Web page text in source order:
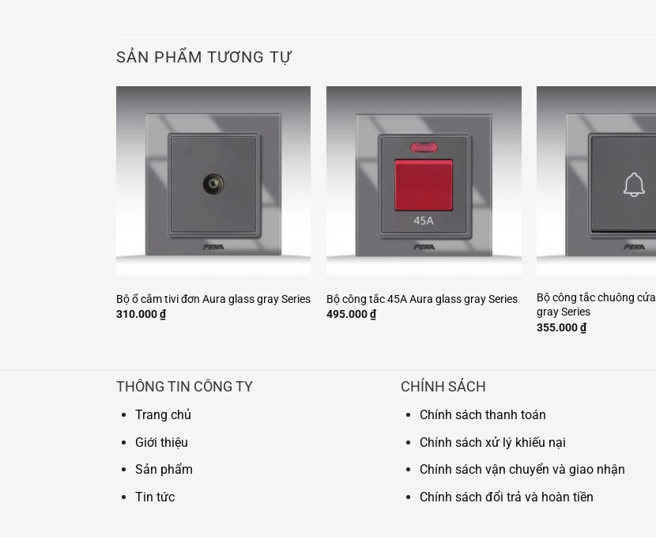
SẢN PHẨM TƯƠNG TỰ
Bộ ổ cắm tivi đơn Aura glass gray Series
310.000₫
Bộ công tắc 45A Aura glass gray Series
495.000₫
Bộ công tắc chuông
gray Series
355.000₫
THÔNG TIN CÔNG TY
Trang chủ
Giới thiệu
Sản phẩm
Tin tức
CHÍNH SÁCH
Chính sách thanh toán
Chính sách xử lý khiếu nại
Chính sách vận chuyển và giao nhận
Chính sách đổi trả và hoàn tiền